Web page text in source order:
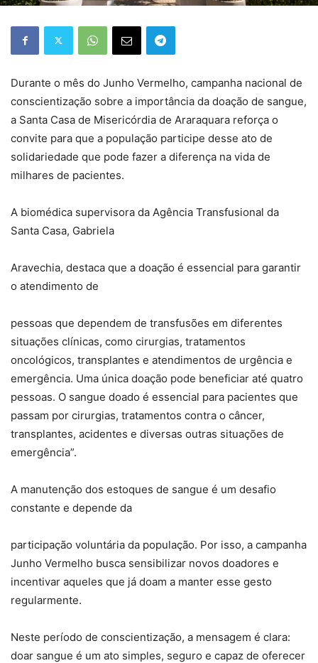
Durante o mês do Junho Vermelho, campanha nacional de
conscientização sobre a importância da doação de sangue,
a Santa Casa de Misericórdia de Araraquara reforça o
convite para que a população participe desse ato de
solidariedade que pode fazer a diferença na vida de
milhares de pacientes.
A biomédica supervisora da Agência Transfusional da
Santa Casa, Gabriela
Aravechia, destaca que a doação é essencial para garantir
o atendimento de
pessoas que dependem de transfusões em diferentes
situações clínicas, como cirurgias, tratamentos
oncológicos, transplantes e atendimentos de urgência e
emergência. Uma única doação pode beneficiar até quatro
pessoas. O sangue doado é essencial para pacientes que
passam por cirurgias, tratamentos contra o câncer,
transplantes, acidentes e diversas outras situações de
emergência”.
A manutenção dos estoques de sangue é um desafio
constante e depende da
participação voluntária da população. Por isso, a campanha
Junho Vermelho busca sensibilizar novos doadores e
incentivar aqueles que já doam a manter esse gesto
regularmente.
Neste período de conscientização, a mensagem é clara:
doar sangue é um ato simples, seguro e capaz de oferecer